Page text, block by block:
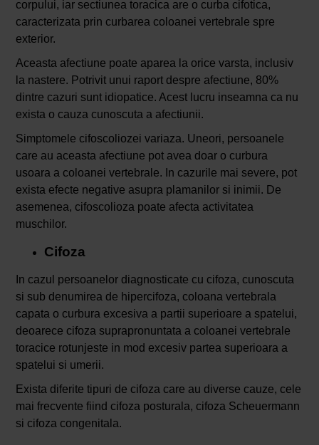
corpului, iar sectiunea toracica are o curba cifotica,
caracterizata prin curbarea coloanei vertebrale spre
exterior.
Aceasta afectiune poate aparea la orice varsta, inclusiv
la nastere. Potrivit unui raport despre afectiune, 80%
dintre cazuri sunt idiopatice. Acest lucru inseamna ca nu
exista o cauza cunoscuta a afectiunii.
Simptomele cifoscoliozei variaza. Uneori, persoanele
care au aceasta afectiune pot avea doar o curbura
usoara a coloanei vertebrale. In cazurile mai severe, pot
exista efecte negative asupra plamanilor si inimii. De
asemenea, cifoscolioza poate afecta activitatea
muschilor.
Cifoza
In cazul persoanelor diagnosticate cu cifoza, cunoscuta
si sub denumirea de hipercifoza, coloana vertebrala
capata o curbura excesiva a partii superioare a spatelui,
deoarece cifoza suprapronuntata a coloanei vertebrale
toracice rotunjeste in mod excesiv partea superioara a
spatelui si umerii.
Exista diferite tipuri de cifoza care au diverse cauze, cele
mai frecvente fiind cifoza posturala, cifoza Scheuermann
si cifoza congenitala.